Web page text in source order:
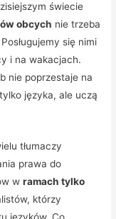
świecie
obcych nie trzeba
się nimi
i na wakacjach.
nie poprzestaje na
języka, ale uczą
tłumaczy
prawa do
wramach tylko
którzy